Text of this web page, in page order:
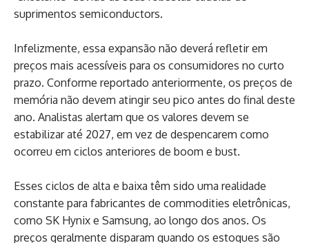
suprimentos semiconductors.
Infelizmente, essa expansão não deverá refletir em
preços mais acessíveis para os consumidores no curto
prazo. Conforme reportado anteriormente, os preços de
memória não devem atingir seu pico antes do final deste
ano. Analistas alertam que os valores devem se
estabilizar até 2027, em vez de despencarem como
ocorreu em ciclos anteriores de boom e bust.
Esses ciclos de alta e baixa têm sido uma realidade
constante para fabricantes de commodities eletrônicas,
como SK Hynix e Samsung, ao longo dos anos. Os
preços geralmente disparam quando os estoques são